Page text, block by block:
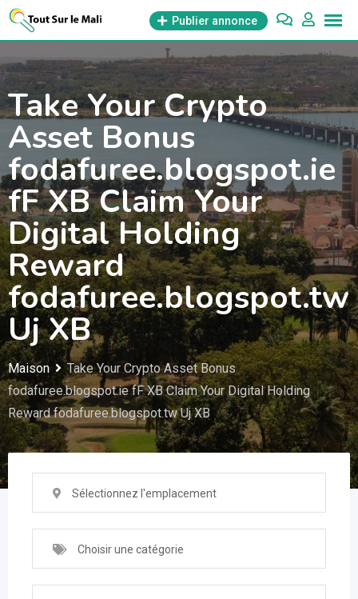
Aller
Publier annonce
Take Your Crypto
Asset Bonus
fodafuree.blogspot.ie
fF XB Claim Your
Digital Holding
Reward
fodafuree.blogspot.tw
Uj XB
Maison
Take Your Crypto Asset Bonus
fodafuree.blogspot.ie fF XB Claim Your Digital Holding
Reward fodafuree.blogspot.tw Uj XB
Sélectionnez l'emplacement
Choisir une catégorie